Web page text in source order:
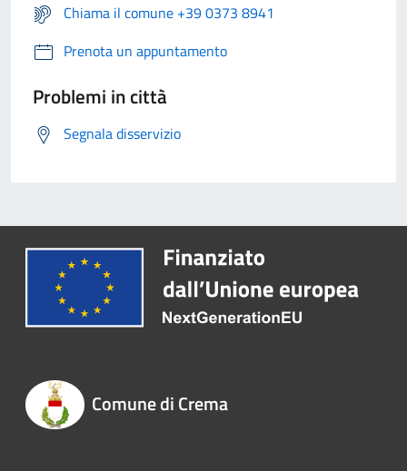
Chiama il comune +39 0373 8941
Prenota un appuntamento
Problemi in città
Segnala disservizio
Comune di Crema